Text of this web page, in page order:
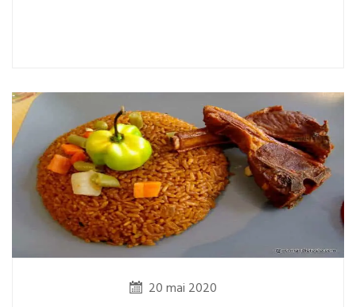
20 mai 2020